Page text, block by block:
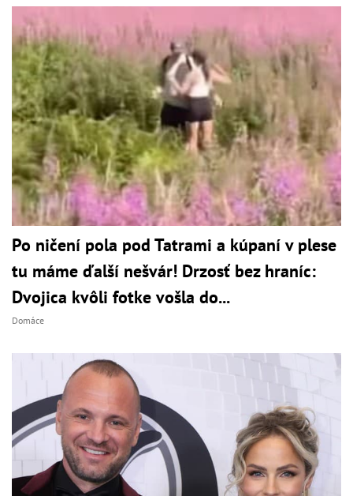
Po ničení pola pod Tatrami a kúpaní v plese
tu máme ďalší nešvár! Drzosť bez hraníc:
Dvojica kvôli fotke vošla do...
Domáce